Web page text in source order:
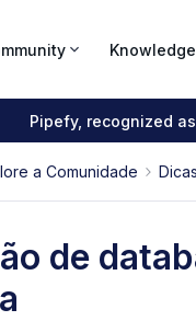
Pipefy, recognized
a Comunidade
de